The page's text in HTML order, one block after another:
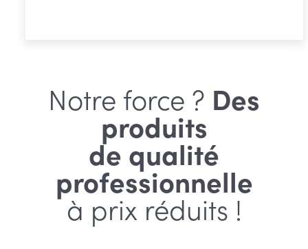
Notre force ? Des
produits
de qualité
professionnelle
à prix réduits !